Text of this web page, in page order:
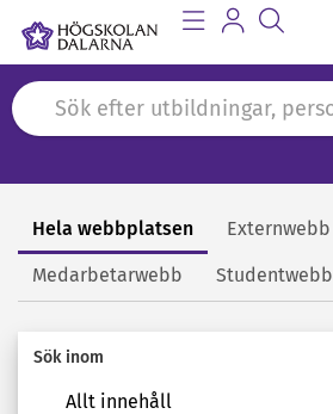
Sök
Hela webbplatsen Externwebb
Medarbetarwebb Studentwebb
Sök inom
Allt innehåll